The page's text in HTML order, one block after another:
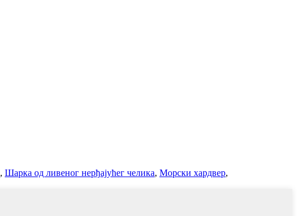
, Шарка од ливеног нерђајућег челика, Морски хардвер,